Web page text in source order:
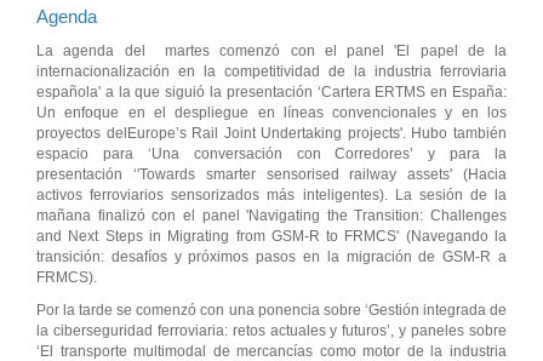
Agenda
La agenda del martes comenzó con el panel 'El papel de la
internacionalización en la competitividad de la industria ferroviaria
española' a la que siguió la presentación ‘Cartera ERTMS en España:
Un enfoque en el despliegue en líneas convencionales y en los
proyectos delEurope’s Rail Joint Undertaking projects'. Hubo también
espacio para ‘Una conversación con Corredores’ y para la
presentación ‘'Towards smarter sensorised railway assets' (Hacia
activos ferroviarios sensorizados más inteligentes). La sesión de la
mañana finalizó con el panel 'Navigating the Transition: Challenges
and Next Steps in Migrating from GSM-R to FRMCS' (Navegando la
transición: desafíos y próximos pasos en la migración de GSM-R a
FRMCS).
Por la tarde se comenzó con una ponencia sobre ‘Gestión integrada de
la ciberseguridad ferroviaria: retos actuales y futuros’, y paneles sobre
‘El transporte multimodal de mercancías como motor de la industria